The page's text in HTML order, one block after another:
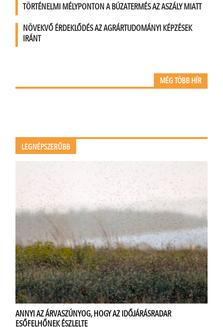
TÖRTÉNELMI MÉLYPONTON A BÚZATERMÉS AZ ASZÁLY MIATT
NÖVEKVŐ ÉRDEKLŐDÉS AZ AGRÁRTUDOMÁNYI KÉPZÉSEK
IRÁNT
MÉG TÖBB HÍR
LEGNÉPSZERŰBB